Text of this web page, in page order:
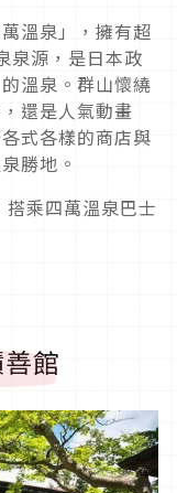
溫泉」，擁有超
泉源，是日本政
溫泉。群山懷繞
還是人氣動畫
式各樣的商店與
勝地。
乘四萬溫泉巴士
館